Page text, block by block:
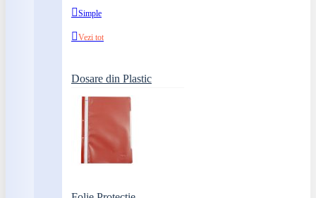
Simple
Vezi tot
Dosare din Plastic